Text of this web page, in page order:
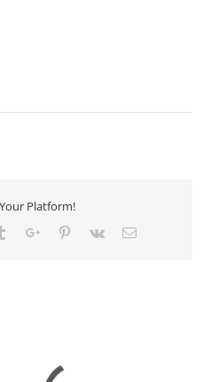
Platform!
TumblrGoogle+Pinterest
Vk Email